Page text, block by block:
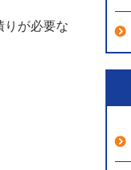
りが必要な